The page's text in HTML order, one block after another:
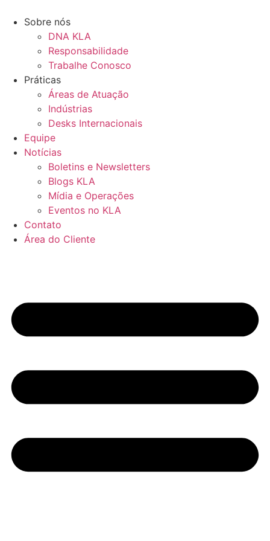
para
conteúdo
Sobre nós
DNA KLA
Responsabilidade
Trabalhe Conosco
Práticas
Áreas de Atuação
Indústrias
Desks Internacionais
Equipe
Notícias
Boletins e Newsletters
Blogs KLA
Mídia e Operações
Eventos no KLA
Contato
Área do Cliente